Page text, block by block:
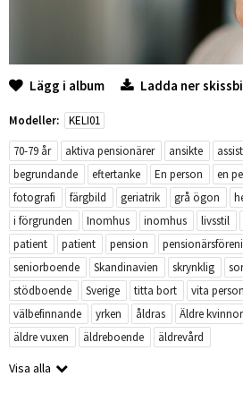
Lägg i album Ladda ner
Modeller:
KELI01
70-79 år
aktiva pensionärer ansikte
begrundande
eftertanke En person en
fotografi
färgbild geriatrik grå ögon
i förgrunden
Inomhus inomhus livsstil
patient
patient pension
seniorboende
Skandinavien skrynklig
stödboende
Sverige titta bort vita
välbefinnande
yrken åldras Äldre kvinnor
äldre vuxen
äldreboende äldrevård
Visa alla